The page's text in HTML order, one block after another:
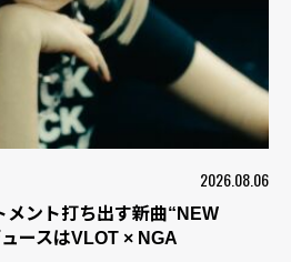
2026.08.06
メント打ち出す新曲“NEW
ースはVLOT × NGA